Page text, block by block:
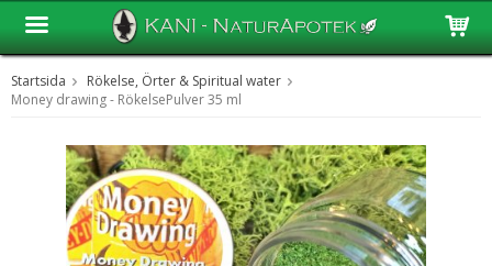
Produkten har blivit tillagd i varukorgen
Startsida
Rökelse, Örter & Spiritual water
Money drawing - RökelsePulver 35 ml